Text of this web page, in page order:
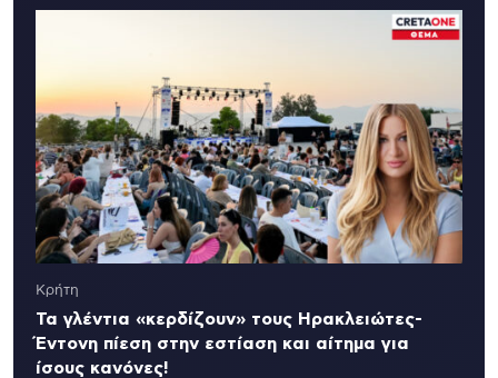
Κρήτη
Τα γλέντια «κερδίζουν» τους Ηρακλειώτες-
Έντονη πίεση στην εστίαση και αίτημα για
ίσους κανόνες!